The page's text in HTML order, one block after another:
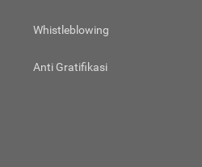
Whistleblowing
Anti Gratifikasi